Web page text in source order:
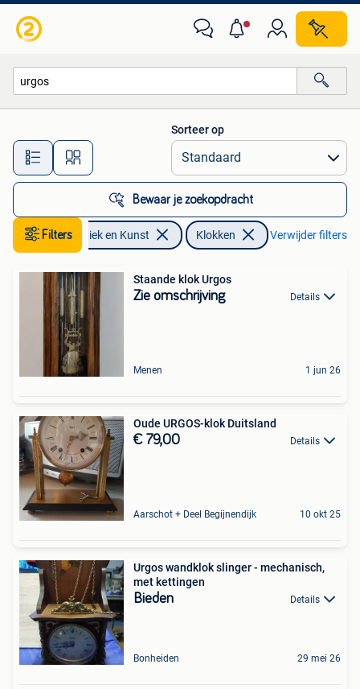
Alle afstanden…
Sorteer op
Bewaar je zoekopdracht
FiltersAntiek en Kunst Klokken Verwijder filters
Staande klok Urgos
Zie omschrijving Details
Menen 1 jun 26
Oude URGOS-klok Duitsland
€ 79,00 Details
Aarschot + Deel Begijnendijk 10 okt 25
Urgos wandklok slinger - mechanisch,
met kettingen
Bieden Details
Bonheiden 29 mei 26